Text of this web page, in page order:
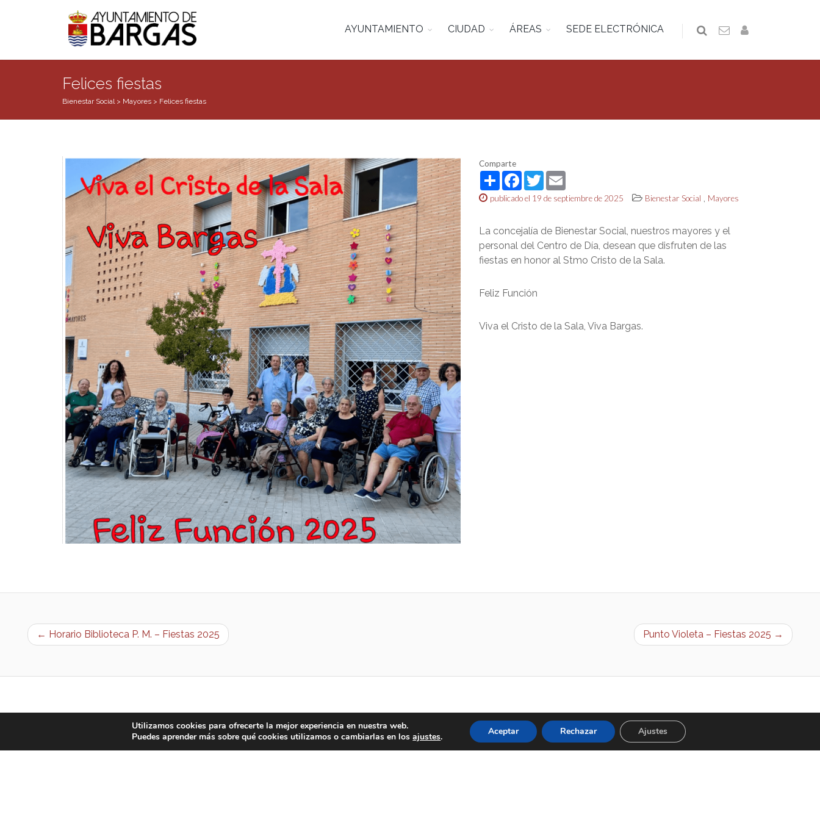
AYUNTAMIENTO CIUDAD ÁREAS SEDE ELECTRÓNICA
Felices fiestas
Bienestar Social> Mayores > Felices fiestas
Comparte
ShareFacebook
TwitterEmail
publicado el 19 de septiembre de 2025 Bienestar Social , Mayores
La concejalía de Bienestar Social, nuestros mayores y el
personal del Centro de Día, desean que disfruten de las
fiestas en honor al Stmo Cristo de la Sala.
Feliz Función
Viva el Cristo de la Sala, Viva Bargas.
← Horario Biblioteca P. M. – Fiestas 2025 Punto Violeta – Fiestas 2025 →
Utilizamos cookies para ofrecerte la mejor experiencia en nuestra web.
Puedes aprender más sobre qué cookies utilizamos o cambiarlas en losajustes. Aceptar Rechazar Ajustes